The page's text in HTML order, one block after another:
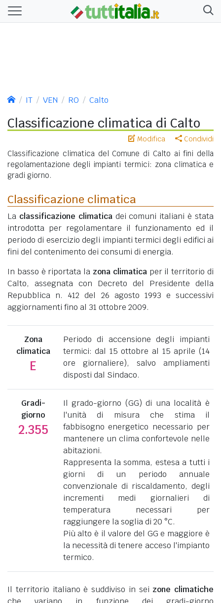
IT VEN RO Calto
Classificazione climatica di Calto
Modifica Condividi
Classificazione climatica del Comune di Calto ai fini della
regolamentazione degli impianti termici: zona climatica e
gradi giorno.
Classificazione climatica
La classificazione climaticadei comuni italiani è stata
introdotta per regolamentare il funzionamento ed il
periodo di esercizio degli impianti termici degli edifici ai
fini del contenimento dei consumi di energia.
In basso è riportata la zona climaticaper il territorio di
Calto, assegnata con Decreto del Presidente della
Repubblica n. 412 del 26 agosto 1993 e successivi
aggiornamenti fino al 31 ottobre 2009.
Zona
climatica
E
Periodo di accensione degli impianti
termici: dal 15 ottobre al 15 aprile (14
ore giornaliere), salvo ampliamenti
disposti dal Sindaco.
Gradi-
giorno
2.355
Il grado-giorno (GG) di una località è
l'unità di misura che stima il
fabbisogno energetico necessario per
mantenere un clima confortevole nelle
abitazioni.
Rappresenta la somma, estesa a tutti i
giorni di un periodo annuale
convenzionale di riscaldamento, degli
incrementi medi giornalieri di
temperatura necessari per
raggiungere la soglia di 20 °C.
Più alto è il valore del GG e maggiore è
la necessità di tenere acceso l'impianto
termico.
Il territorio italiano è suddiviso in sei zone climatiche